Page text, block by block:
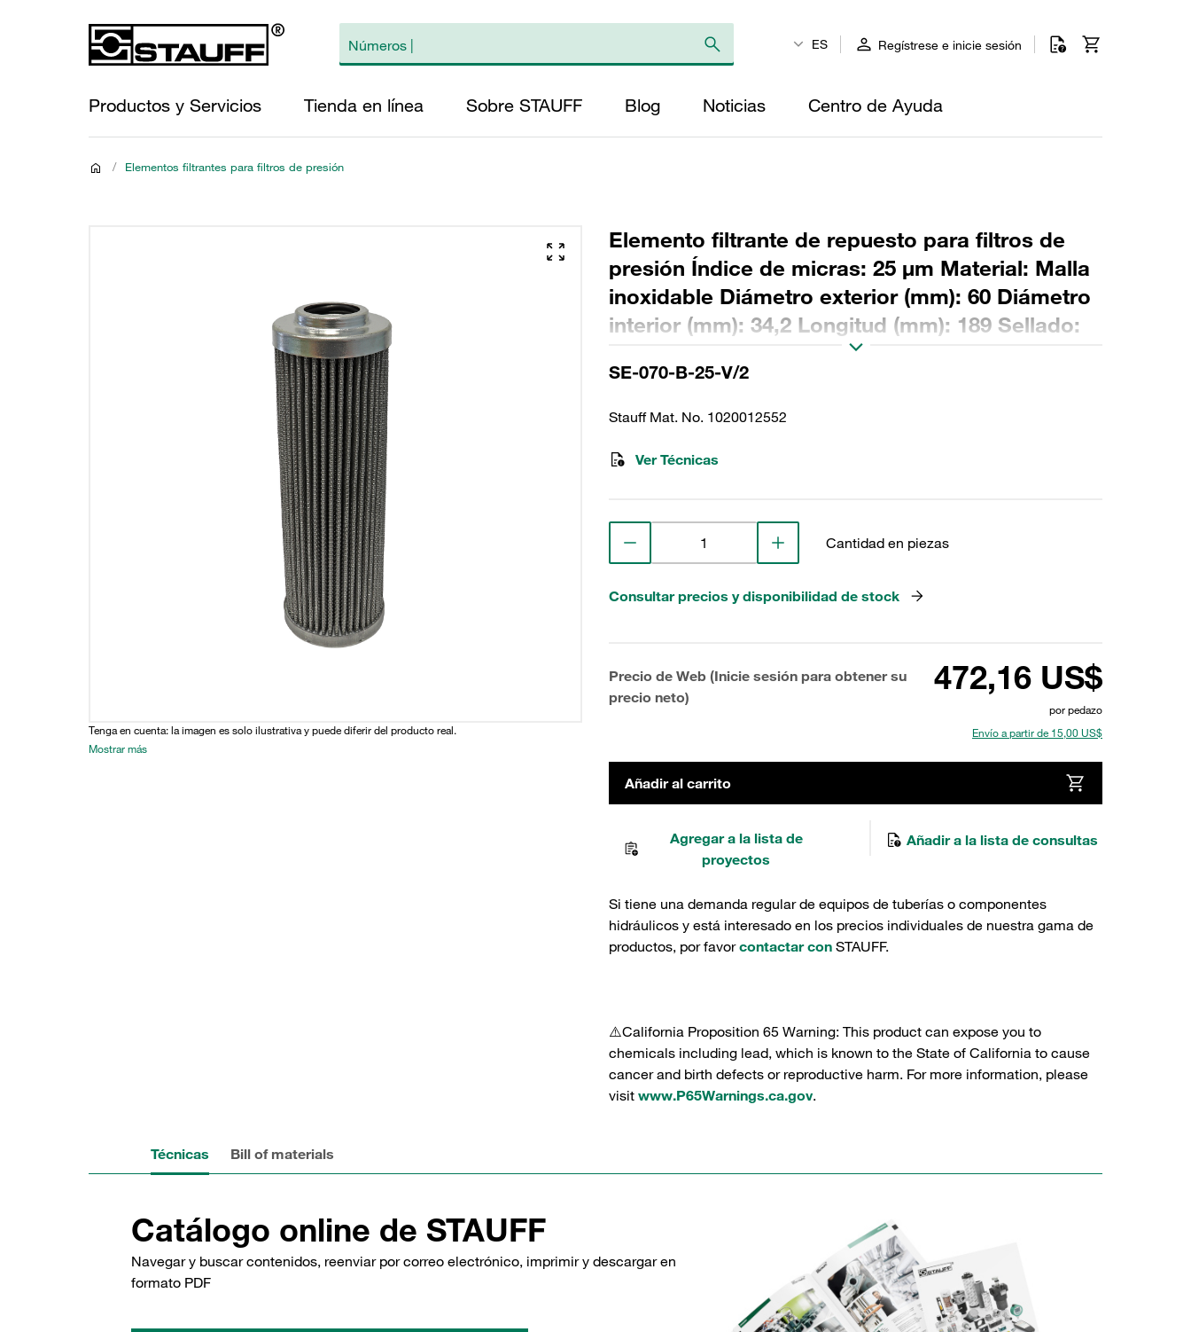
ES Regístrese e inicie sesión
Productos y Servicios Tienda en línea Sobre STAUFF Blog Noticias Centro de Ayuda
/ Elementos filtrantes para filtros de presión
Tenga en cuenta: la imagen es solo ilustrativa y puede diferir del producto real.
Mostrar más
Elemento filtrante de repuesto para filtros de
presión Índice de micras: 25 µm Material: Malla
inoxidable Diámetro exterior (mm): 60 Diámetro
interior (mm): 34,2 Longitud (mm): 189 Sellado:
SE-070-B-25-V/2
Stauff Mat. No. 1020012552
Ver Técnicas
Cantidad en piezas
Consultar precios y disponibilidad de stock
Precio de Web (Inicie sesión para obtener su
precio neto)
472,16 US$
por pedazo
Envío a partir de 15,00 US$
Añadir al carrito
Agregar a la lista de
proyectos
Añadir a la lista de consultas
Si tiene una demanda regular de equipos de tuberías o componentes
hidráulicos y está interesado en los precios individuales de nuestra gama de
productos, por favorcontactar con STAUFF.
⚠️California Proposition 65 Warning: This product can expose you to
chemicals including lead, which is known to the State of California to cause
cancer and birth defects or reproductive harm. For more information, please
visit www.P65Warnings.ca.gov.
Técnicas Bill of materials
Catálogo online de STAUFF
Navegar y buscar contenidos, reenviar por correo electrónico, imprimir y descargar en
formato PDF